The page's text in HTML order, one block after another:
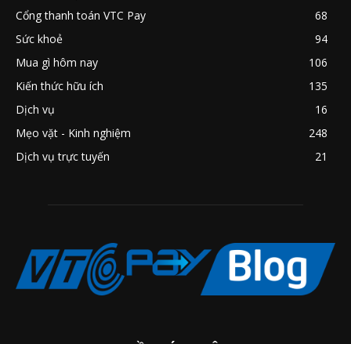
Cổng thanh toán VTC Pay
68
Sức khoẻ
94
Mua gì hôm nay
106
Kiến thức hữu ích
135
Dịch vụ
16
Mẹo vặt - Kinh nghiệm
248
Dịch vụ trực tuyến
21